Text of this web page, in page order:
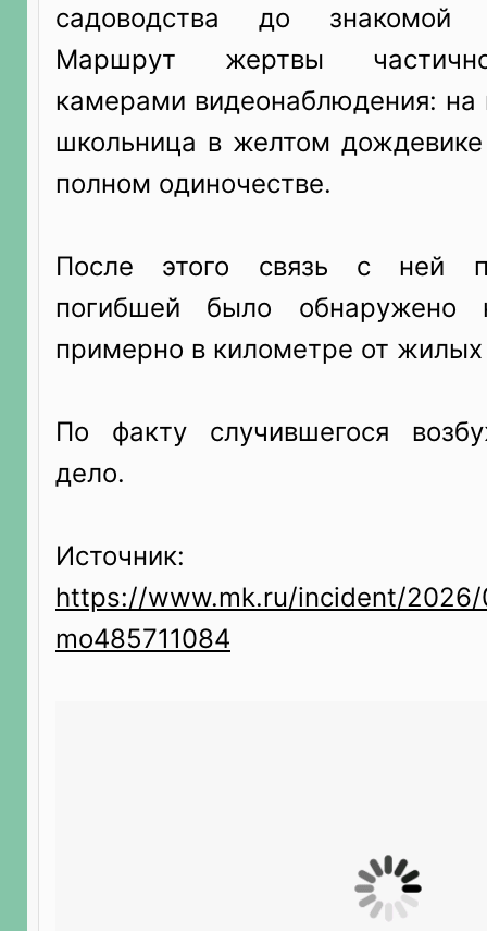
садоводства до знакомой
Маршрут жертвы
камерами видеонаблюдения: на
школьница в желтом
полном одиночестве.
После этого связь с ней
погибшей было обнаружено
примерно в километре от
По факту случившегося
дело.
Источник:
https://www.mk.ru/incident/
mo485711084